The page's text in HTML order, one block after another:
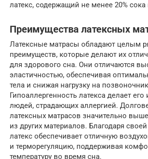
латекс, содержащий не менее 20% сока
Преимущества латексных
Латексные матрасы обладают целым
преимуществ, которые делают их
для здорового сна. Они отличаются
эластичностью, обеспечивая
тела и снижая нагрузку на
Гипоаллергенность латекса делает
людей, страдающих аллергией.
латексных матрасов значительно
из других материалов. Благодаря своей
латекс обеспечивает отличную
и терморегуляцию, поддерживая
температуру во время сна.